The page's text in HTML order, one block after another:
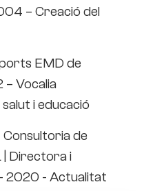
– Creació del
EMD de
– Vocalia
i educació
Consultoria de
| Directora i
2020 - Actualitat